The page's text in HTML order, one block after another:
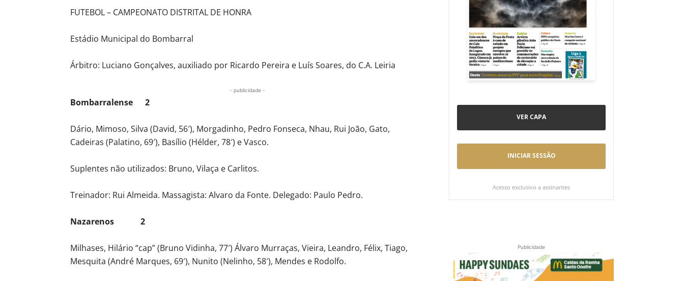
FUTEBOL – CAMPEONATO DISTRITAL DE HONRA
Estádio Municipal do Bombarral
Árbitro: Luciano Gonçalves, auxiliado por Ricardo Pereira e Luís Soares, do C.A. Leiria
- publicidade -
Bombarralense 2
Dário, Mimoso, Silva (David, 56′), Morgadinho, Pedro Fonseca, Nhau, Rui João, Gato,
Cadeiras (Palatino, 69′), Basílio (Hélder, 78′) e Vasco.
Suplentes não utilizados: Bruno, Vilaça e Carlitos.
Treinador: Rui Almeida. Massagista: Alvaro da Fonte. Delegado: Paulo Pedro.
Nazarenos 2
Milhases, Hilário “cap” (Bruno Vidinha, 77′) Álvaro Murraças, Vieira, Leandro, Félix, Tiago,
Mesquita (André Marques, 69′), Nunito (Nelinho, 58′), Mendes e Rodolfo.
VER CAPA
INICIAR SESSÃO
Acesso exclusivo a assinantes
Publicidade